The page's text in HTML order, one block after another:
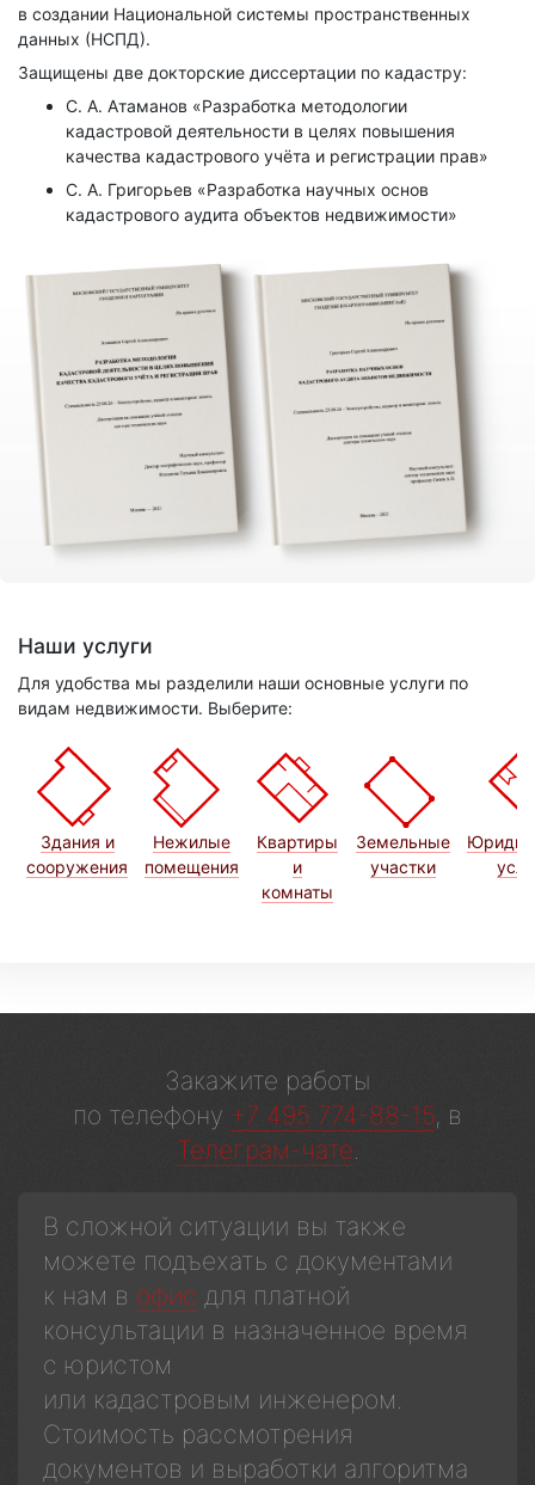
в создании Национальной системы пространственных
данных (НСПД).
Защищены две докторские диссертации по кадастру:
С. А. Атаманов «Разработка методологии
кадастровой деятельности в целях повышения
качества кадастрового учёта и регистрации прав»
С. А. Григорьев «Разработка научных основ
кадастрового аудита объектов недвижимости»
Наши услуги
Для удобства мы разделили наши основные услуги по
видам недвижимости. Выберите:
Здания и
сооружения
Нежилые
помещения
Квартиры
и
комнаты
Земельные
участки
Закажите работы
по телефону +7 495 774-88-15, в
Телеграм-чате.
В сложной ситуации вы также
можете подъехать с документами
к нам в офис для платной
консультации в назначенное время
с юристом
или кадастровым инженером.
Стоимость рассмотрения
документов и выработки алгоритма